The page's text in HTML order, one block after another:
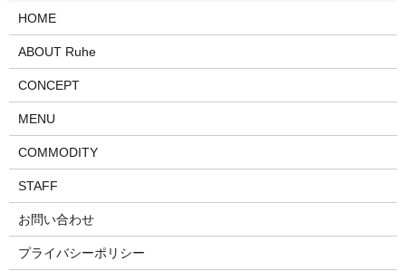
HOME
ABOUT Ruhe
CONCEPT
MENU
COMMODITY
STAFF
お問い合わせ
プライバシーポリシー